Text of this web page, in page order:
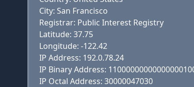
City: San Francisco
Registrar: Public Interest Registry
Latitude: 37.75
Longitude: -122.42
IP Address: 192.0.78.24
IP Binary Address:
IP Octal Address: 30000047030